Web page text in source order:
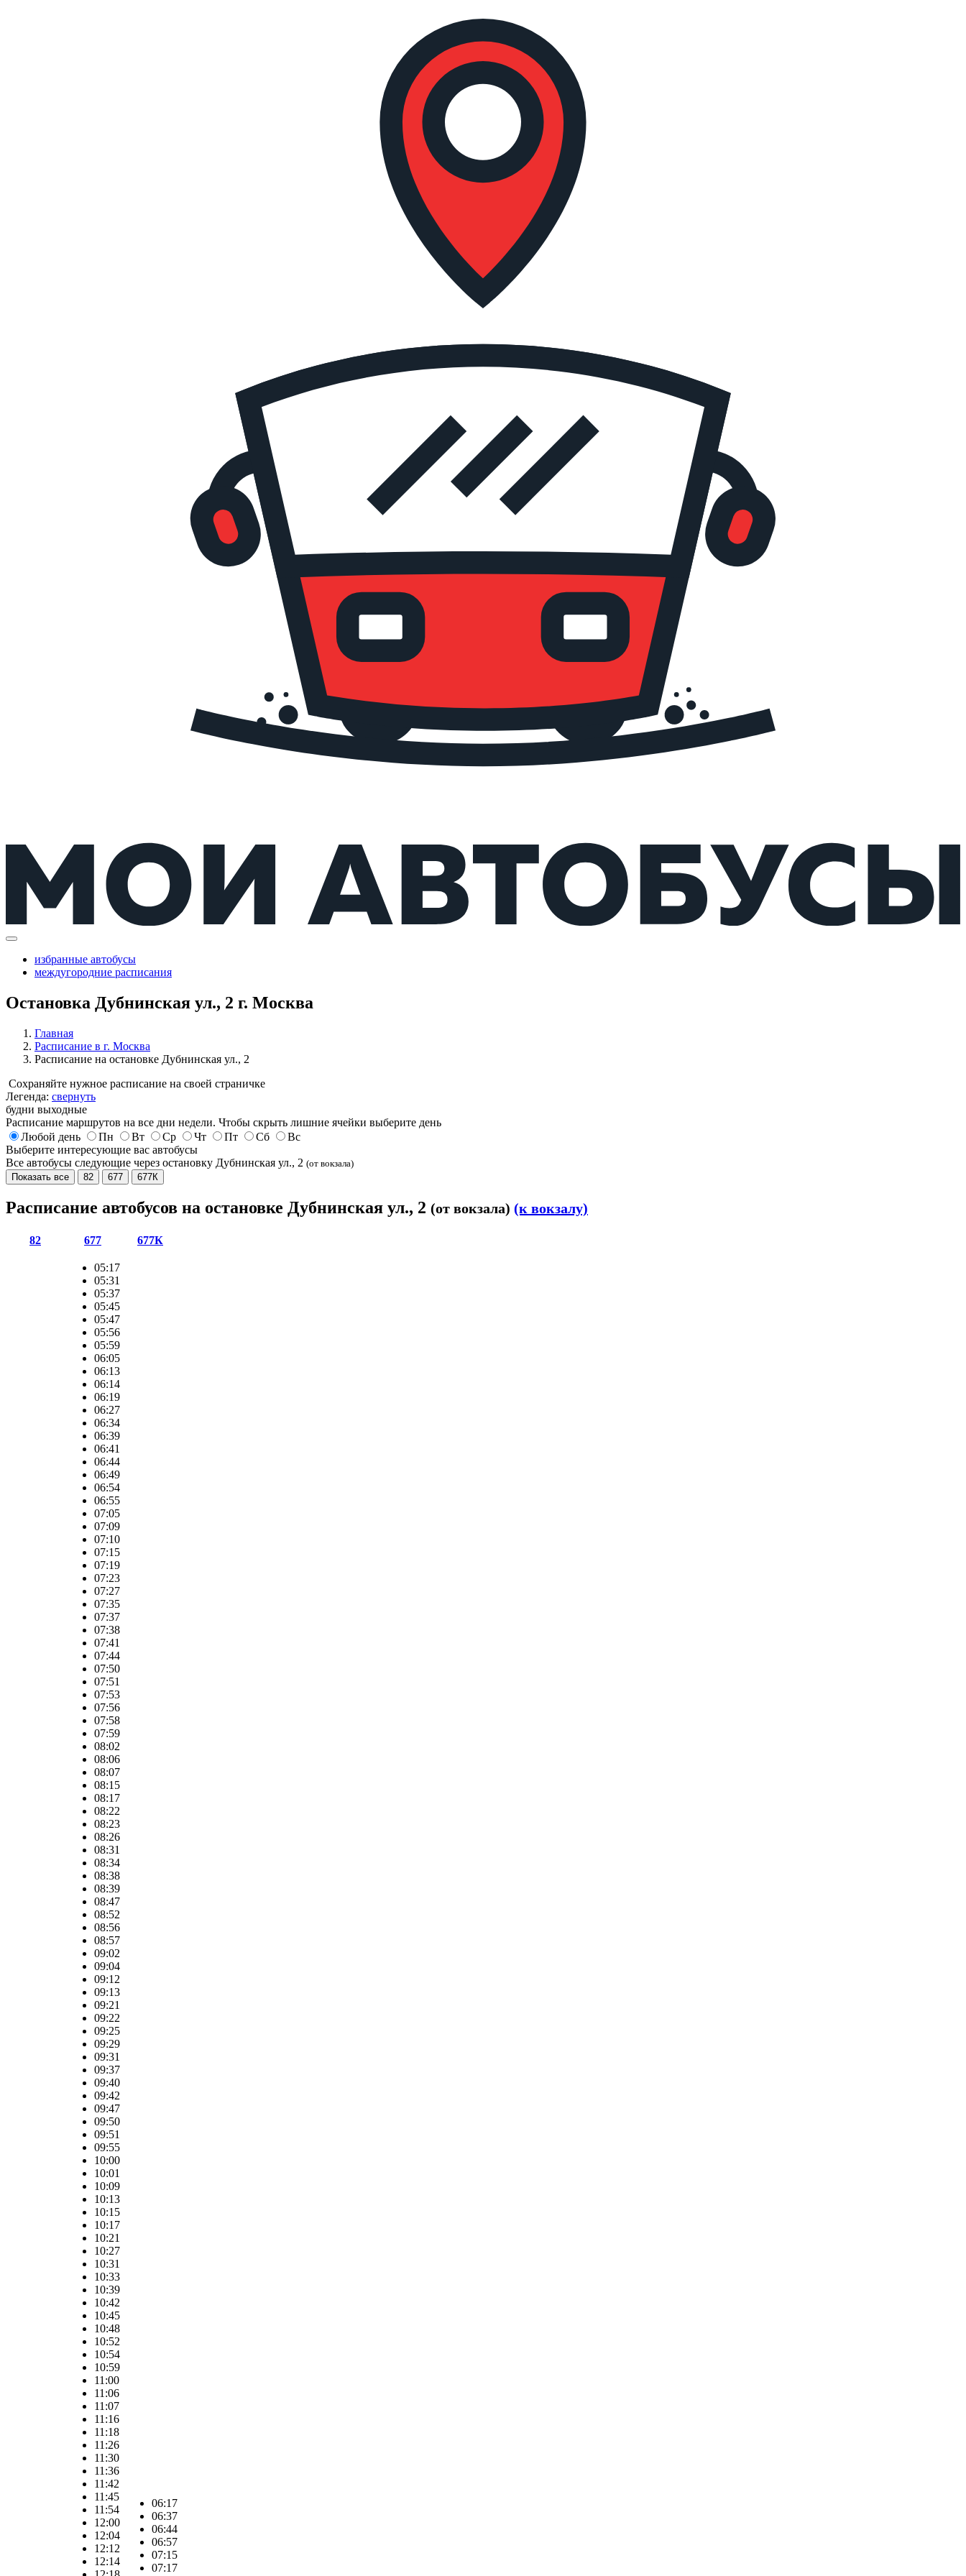
избранные автобусы
междугородние расписания
Остановка Дубнинская ул., 2 г. Москва
Главная
Расписание в г. Москва
Расписание на остановке Дубнинская ул., 2
Сохраняйте нужное расписание на своей страничке
Легенда: свернуть
будни выходные
Расписание маршрутов на все дни недели. Чтобы скрыть лишние ячейки выберите день
Любой день
Пн Вт Ср Чт Пт Сб
Вс
Выберите интересующие вас автобусы
Все автобусы следующие через остановку Дубнинская ул., 2 (от вокзала)
Показать все
82 677 677К
Расписание автобусов на остановке Дубнинская ул., 2 (от вокзала) (к вокзалу)
82 677 677К
05:17
05:31
05:37
05:45
05:47
05:56
05:59
06:05
06:13
06:14
06:19
06:27
06:34
06:39
06:41
06:44
06:49
06:54
06:55
07:05
07:09
07:10
07:15
07:19
07:23
07:27
07:35
07:37
07:38
07:41
07:44
07:50
07:51
07:53
07:56
07:58
07:59
08:02
08:06
08:07
08:15
08:17
08:22
08:23
08:26
08:31
08:34
08:38
08:39
08:47
08:52
08:56
08:57
09:02
09:04
09:12
09:13
09:21
09:22
09:25
09:29
09:31
09:37
09:40
09:42
09:47
09:50
09:51
09:55
10:00
10:01
10:09
10:13
10:15
10:17
10:21
10:27
10:31
10:33
10:39
10:42
10:45
10:48
10:52
10:54
10:59
11:00
11:06
11:07
11:16
11:18
11:26
11:30
11:36
11:42
11:45
11:54
12:00
12:04
12:12
12:14
06:17
06:37
06:44
06:57
07:15
07:17